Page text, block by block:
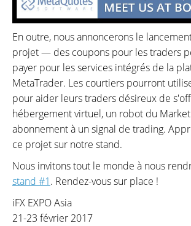
En outre, nous annoncerons le
projet — des coupons pour les traders
payer pour les services intégrés de la
MetaTrader. Les courtiers pourront
pour aider leurs traders désireux de
hébergement virtuel, un robot du
abonnement à un signal de trading.
ce projet sur notre stand.
Nous invitons tout le monde à nous
stand #1. Rendez-vous sur place !
iFX EXPO Asia
21-23 février 2017